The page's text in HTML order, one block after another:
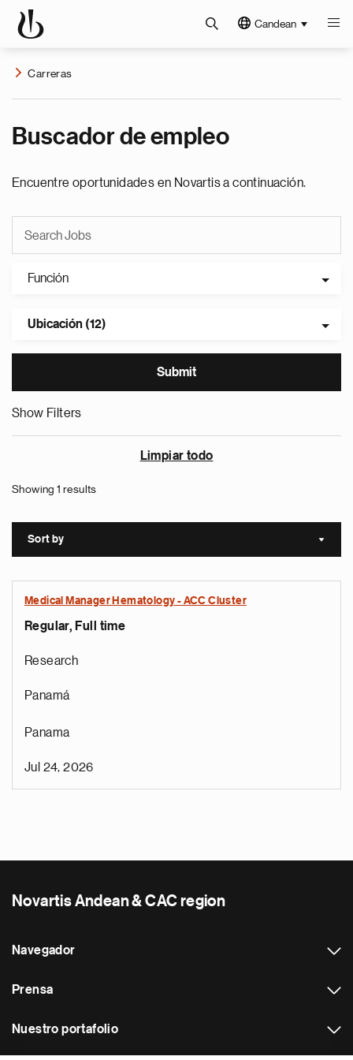
Candean
Carreras
Buscador de empleo
Encuentre oportunidades en Novartis a continuación.
Función
Ubicación (12)
Show Filters
Limpiar todo
Showing 1 results
Sort by Sort
Medical Manager Hematology - ACC Cluster
Regular, Full time
Research
Panamá
Panama
Jul 24, 2026
Novartis Andean & CAC region
Navegador
Prensa
Nuestro portafolio